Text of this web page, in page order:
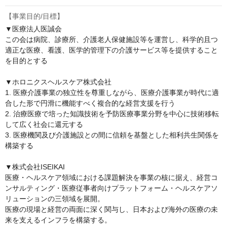
【事業目的/目標】
▼医療法人医誠会
この会は病院、診療所、介護老人保健施設等を運営し、科学的且つ
適正な医療、看護、医学的管理下の介護サービス等を提供すること
を目的とする
▼ホロニクスヘルスケア株式会社
1. 医療介護事業の独立性を尊重しながら、医療介護事業が時代に適
合した形で円滑に機能すべく複合的な経営支援を行う
2. 治療医療で培った知識技術を予防医療事業分野を中心に技術移転
して広く社会に還元する
3. 医療機関及び介護施設との間に信頼を基盤とした相利共生関係を
構築する
▼株式会社ISEIKAI
医療・ヘルスケア領域における課題解決を事業の核に据え、経営コ
ンサルティング・医療従事者向けプラットフォーム・ヘルスケアソ
リューションの三領域を展開。
医療の現場と経営の両面に深く関与し、日本および海外の医療の未
来を支えるインフラを構築する。